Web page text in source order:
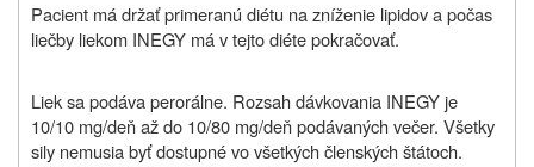
Pacient má držať primeranú diétu na zníženie lipidov a počas
liečby liekom INEGY má v tejto diéte pokračovať.
Liek sa podáva perorálne. Rozsah dávkovania INEGY je
10/10 mg/deň až do 10/80 mg/deň podávaných večer. Všetky
sily nemusia byť dostupné vo všetkých členských štátoch.